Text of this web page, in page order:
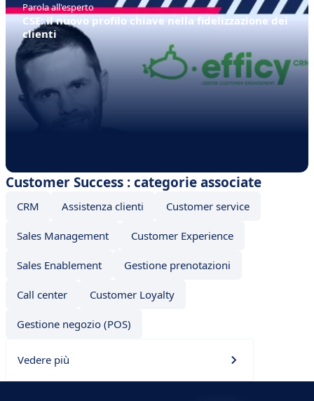
Parola all'esperto
CSE: il nuovo profilo chiave nella fidelizzazione dei
clienti
Customer Success : categorie associate
CRM Assistenza clienti Customer service
Sales Management Customer Experience
Sales Enablement Gestione prenotazioni
Call center Customer Loyalty
Gestione negozio (POS)
Vedere più